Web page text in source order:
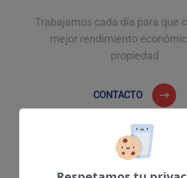
Trabajamos cada día para que
mejor rendimiento
propiedad
CONTACTO